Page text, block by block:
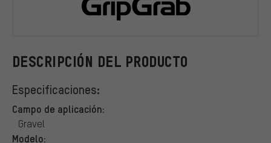
DESCRIPCIÓN DEL PRODUCTO
Especificaciones:
Campo de aplicación:
Gravel
Modelo:
GripGrab